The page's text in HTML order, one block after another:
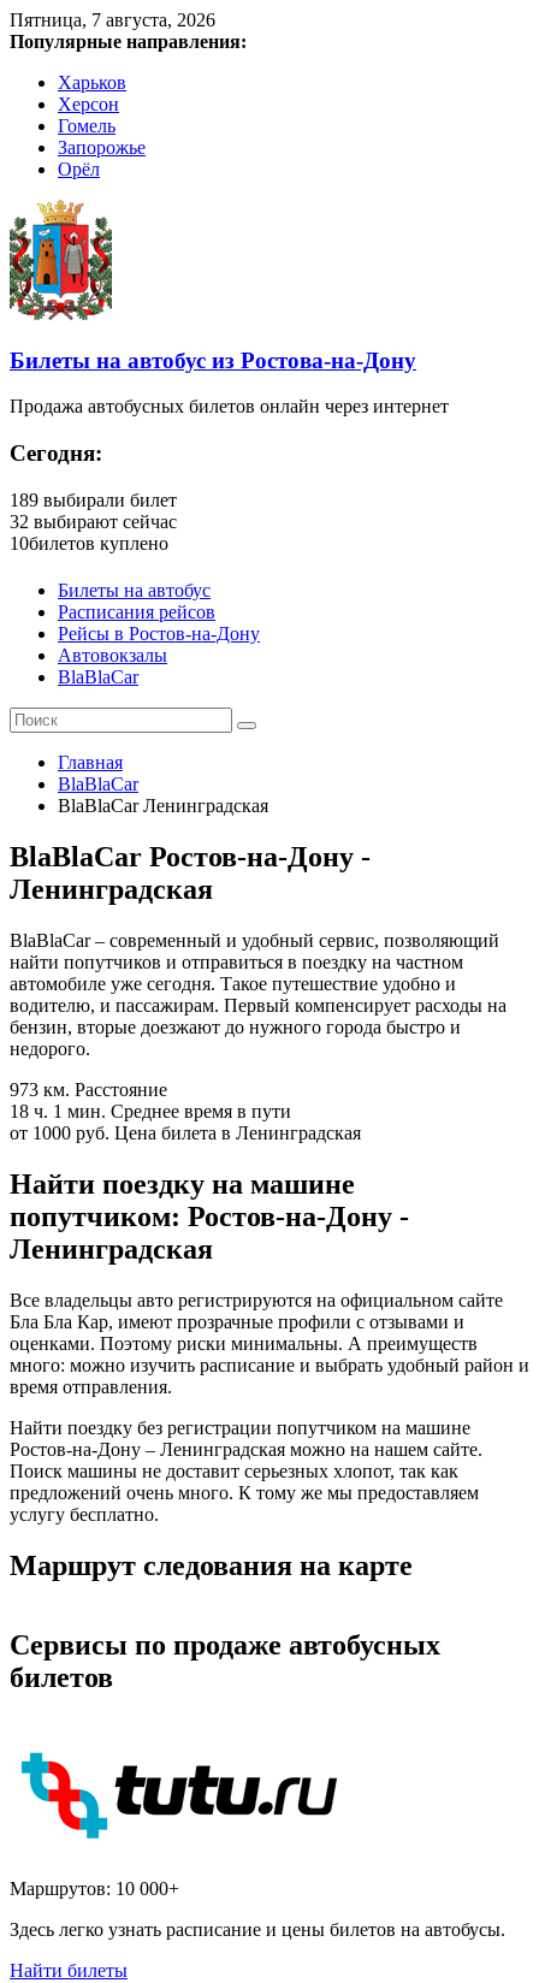
Пятница, 7 августа, 2026
Популярные направления:
Харьков
Херсон
Гомель
Запорожье
Орёл
Билеты на автобус из Ростова-на-Дону
Продажа автобусных билетов онлайн через интернет
Сегодня:
189 выбирали билет
32 выбирают сейчас
10билетов куплено
Билеты на автобус
Расписания рейсов
Рейсы в Ростов-на-Дону
Автовокзалы
BlaBlaCar
Главная
BlaBlaCar
BlaBlaCar Ленинградская
BlaBlaCar Ростов-на-Дону -
Ленинградская
BlaBlaCar – современный и удобный сервис, позволяющий
найти попутчиков и отправиться в поездку на частном
автомобиле уже сегодня. Такое путешествие удобно и
водителю, и пассажирам. Первый компенсирует расходы на
бензин, вторые доезжают до нужного города быстро и
недорого.
973 км. Расстояние
18 ч. 1 мин. Среднее время в пути
от 1000 руб. Цена билета в Ленинградская
Найти поездку на машине
попутчиком: Ростов-на-Дону -
Ленинградская
Все владельцы авто регистрируются на официальном сайте
Бла Бла Кар, имеют прозрачные профили с отзывами и
оценками. Поэтому риски минимальны. А преимуществ
много: можно изучить расписание и выбрать удобный район и
время отправления.
Найти поездку без регистрации попутчиком на машине
Ростов-на-Дону – Ленинградская можно на нашем сайте.
Поиск машины не доставит серьезных хлопот, так как
предложений очень много. К тому же мы предоставляем
услугу бесплатно.
Маршрут следования на карте
Сервисы по продаже автобусных
билетов
Маршрутов: 10 000+
Здесь легко узнать расписание и цены билетов на автобусы.
Найти билеты